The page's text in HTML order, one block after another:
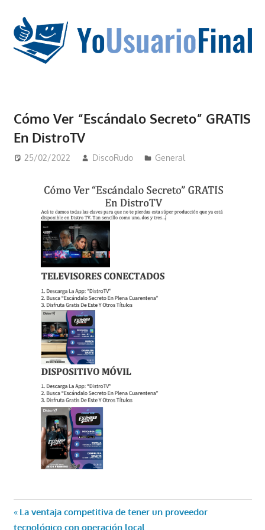
contenido
no
tiene
que
Cómo Ver “Escándalo Secreto” GRATIS
En DistroTV
25/02/2022 DiscoRudo General
Navegación
Entrada
anterior:
La ventaja competitiva de tener un proveedor
tecnológico con operación local